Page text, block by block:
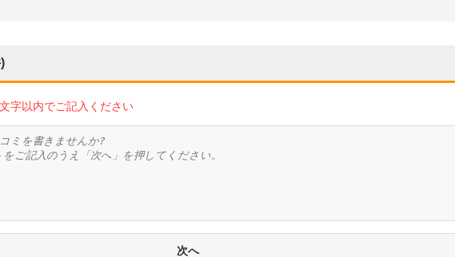
字以内でご記入ください